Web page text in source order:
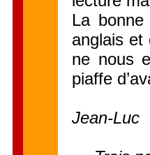
La
anglais et
ne nous
piaffe
Jean-Luc